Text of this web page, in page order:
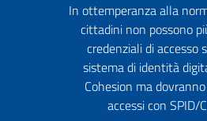
In ottemperanza alla
cittadini non possono
credenziali di accesso
sistema di identità
Cohesion ma
accessi con SPID/